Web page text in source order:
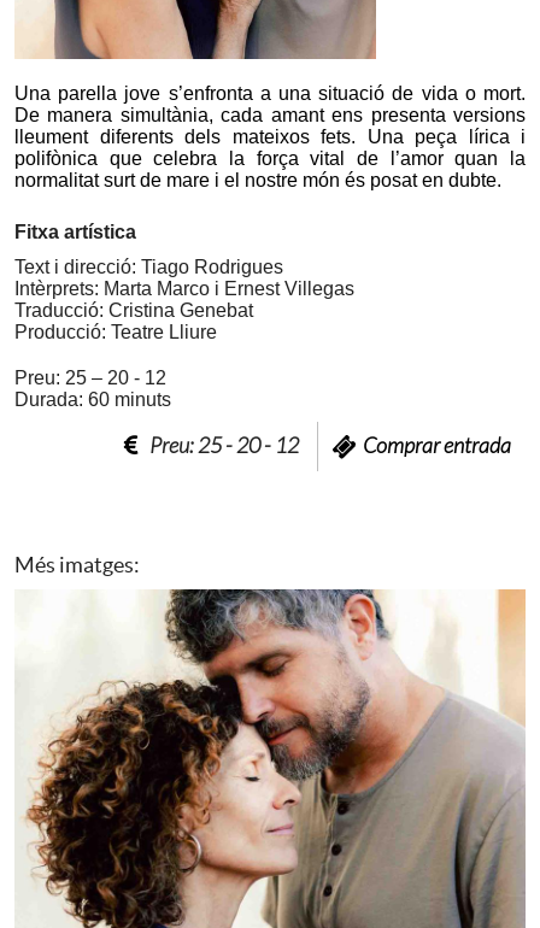
Una parella jove s’enfronta a una situació de vida o mort.
De manera simultània, cada amant ens presenta versions
lleument diferents dels mateixos fets. Una peça lírica i
polifònica que celebra la força vital de l’amor quan la
normalitat surt de mare i el nostre món és posat en dubte.
Fitxa artística
Text i direcció: Tiago Rodrigues
Intèrprets: Marta Marco i Ernest Villegas
Traducció: Cristina Genebat
Producció: Teatre Lliure
Preu: 25 – 20 - 12
Durada: 60 minuts
Preu: 25 - 20 - 12 Comprar entrada
Més imatges: